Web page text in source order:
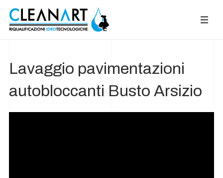
Lavaggio pavimentazioni
autobloccanti Busto Arsizio